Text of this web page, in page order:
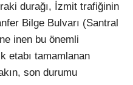
durağı, İzmit trafiğinin
Bilge Bulvarı (Santral
inen bu önemli
etabı tamamlanan
son durumu